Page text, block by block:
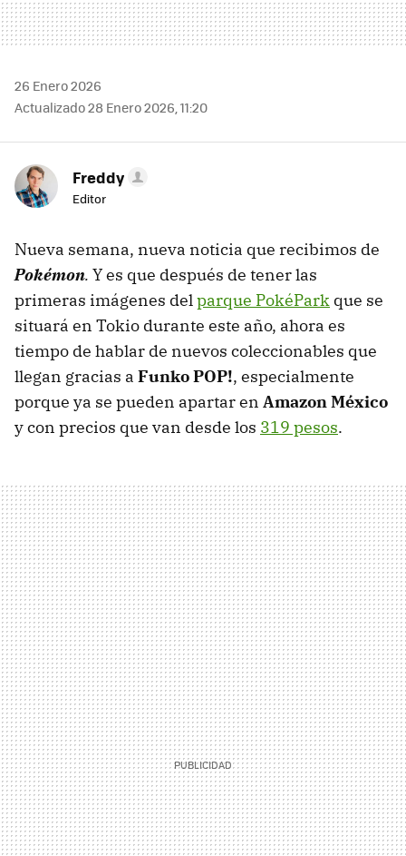
26 Enero 2026
Actualizado 28 Enero 2026, 11:20
Freddy
Editor
Nueva semana, nueva noticia que recibimos de
Pokémon. Y es que después de tener las
primeras imágenes delparque PokéPark que se
situará en Tokio durante este año, ahora es
tiempo de hablar de nuevos coleccionables que
llegan gracias a Funko POP!, especialmente
porque ya se pueden apartar en Amazon México
y con precios que van desde los 319 pesos.